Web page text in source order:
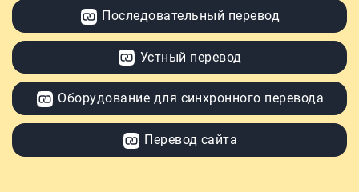
Последовательный перевод
Устный перевод
Оборудование для синхронного перевода
Перевод сайта